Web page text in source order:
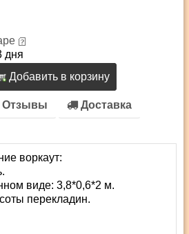
дня
Добавить в корзину
Отзывы Доставка
воркаут:
виде: 3,8*0,6*2 м.
перекладин.